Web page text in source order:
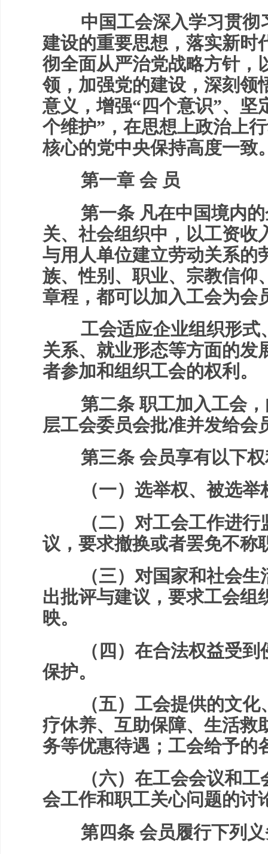
中国工会深入学习贯彻
建设的重要思想，落实新时
彻全面从严治党战略方针，
领，加强党的建设，深刻领
意义，增强“四个意识”、坚
个维护”，在思想上政治上
核心的党中央保持高度一致
第一章 会 员
第一条 凡在中国境内的
关、社会组织中，以工资收
与用人单位建立劳动关系的
族、性别、职业、宗教信仰
章程，都可以加入工会为会
工会适应企业组织形式
关系、就业形态等方面的发
者参加和组织工会的权利。
第二条 职工加入工会，
层工会委员会批准并发给会
第三条 会员享有以下权
（一）选举权、被选举
（二）对工会工作进行
议，要求撤换或者罢免不称
（三）对国家和社会生
出批评与建议，要求工会组
映。
（四）在合法权益受到
保护。
（五）工会提供的文化
疗休养、互助保障、生活救
务等优惠待遇；工会给予的
（六）在工会会议和工
会工作和职工关心问题的讨
第四条 会员履行下列义